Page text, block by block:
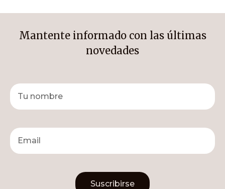
Mantente informado con las últimas
novedades
Suscribirse